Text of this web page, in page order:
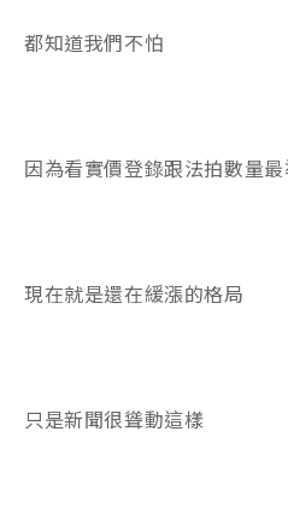
都知道我們不怕
因為看實價登錄跟法拍數量最
現在就是還在緩漲的格局
只是新聞很聳動這樣